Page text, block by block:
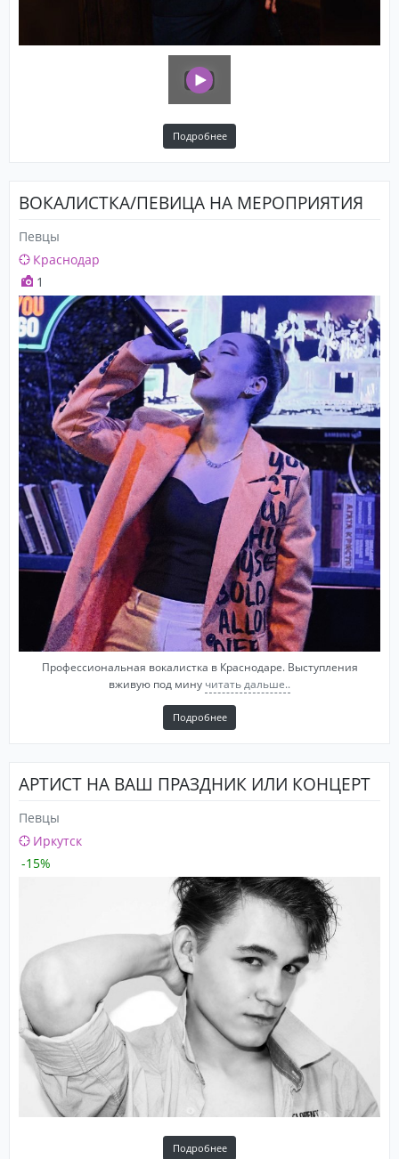
Подробнее
ВОКАЛИСТКА/ПЕВИЦА НА МЕРОПРИЯТИЯ
Певцы
Краснодар
1
Профессиональная вокалистка в Краснодаре. Выступления
вживую под мину читать дальше..
Подробнее
АРТИСТ НА ВАШ ПРАЗДНИК ИЛИ КОНЦЕРТ
Певцы
Иркутск
-15%
Подробнее